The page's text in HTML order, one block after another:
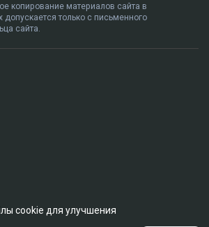
копирование материалов сайта в
только с письменного
сайта.
cookie для улучшения